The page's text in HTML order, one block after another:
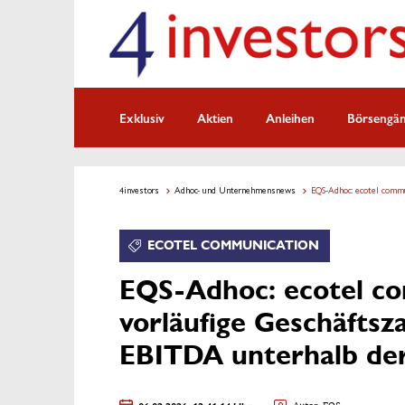
Exklusiv Aktien Anleihen
4investors Adhoc- und Unternehmensnews EQS-Adhoc: ecotel
ECOTEL COMMUNICATION
EQS-Adhoc: ecotel
vorläufige
EBITDA unterhalb